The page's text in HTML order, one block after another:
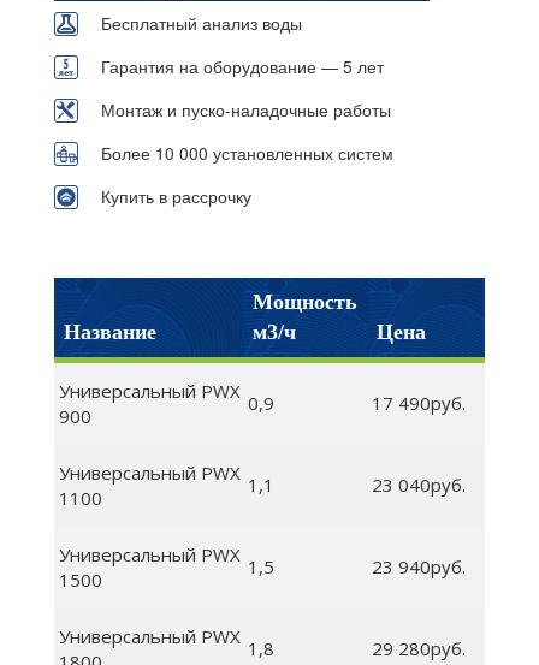
Бесплатный анализ воды
Гарантия на оборудование — 5 лет
Монтаж и пуско-наладочные работы
Более 10 000 установленных систем
Купить в рассрочку
Название
Мощность
м3/ч
Цена
Универсальный PWX
900
0,9 17 490руб.
Универсальный PWX
1100
1,1 23 040руб.
Универсальный PWX
1500
1,5 23 940руб.
Универсальный PWX 1,8 29 280руб.